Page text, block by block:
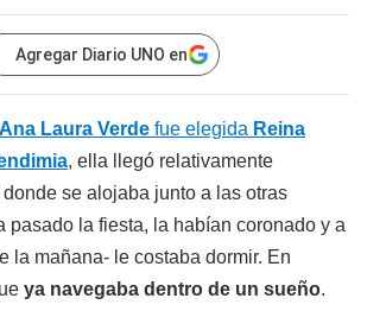
Agregar Diario UNO en
Ana Laura Verde fue elegida Reina
, ella llegó relativamente
se alojaba junto a las otras
pasado la fiesta, la habían coronado y a
la mañana- le costaba dormir. En
ya navegaba dentro de un sueño.